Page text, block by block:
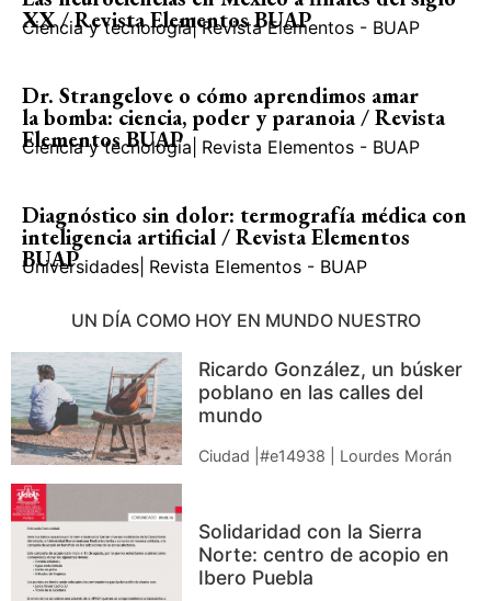
XX / Revista Elementos BUAP
Ciencia y tecnología| Revista Elementos - BUAP
Dr. Strangelove o cómo aprendimos amar
la bomba: ciencia, poder y paranoia / Revista
Elementos BUAP
Ciencia y tecnología Revista Elementos - BUAP
Diagnóstico sin dolor: termografía médica con
inteligencia artificial / Revista Elementos
BUAP
Universidades Revista Elementos - BUAP
UN DÍA COMO HOY EN MUNDO NUESTRO
Ricardo González, un búsker
poblano en las calles del
mundo
Ciudad |#e14938 | Lourdes Morán
Solidaridad con la Sierra
Norte: centro de acopio en
Ibero Puebla